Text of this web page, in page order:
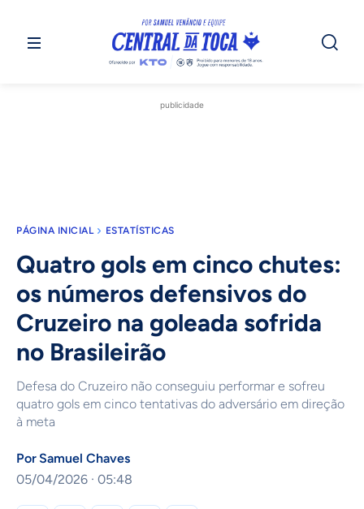
publicidade
PÁGINA INICIAL ESTATÍSTICAS
Quatro gols em cinco chutes:
os números defensivos do
Cruzeiro na goleada sofrida
no Brasileirão
Defesa do Cruzeiro não conseguiu performar e sofreu
quatro gols em cinco tentativas do adversário em direção
à meta
Por Samuel Chaves
05/04/2026 · 05:48